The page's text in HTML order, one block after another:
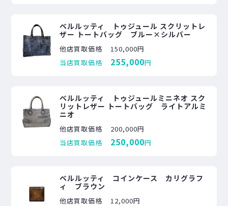
ベルルッティ トゥジュール スクリットレ
ザー トートバッグ ブルー×シルバー
他店買取価格
150,000円
当店買取価格
255,000円
ベルルッティ トゥジュールミニネオ スク
リットレザー トートバッグ ライトアルミ
ニオ
他店買取価格
200,000円
当店買取価格
250,000円
ベルルッティ コインケース カリグラフ
ィ ブラウン
他店買取価格
12,000円